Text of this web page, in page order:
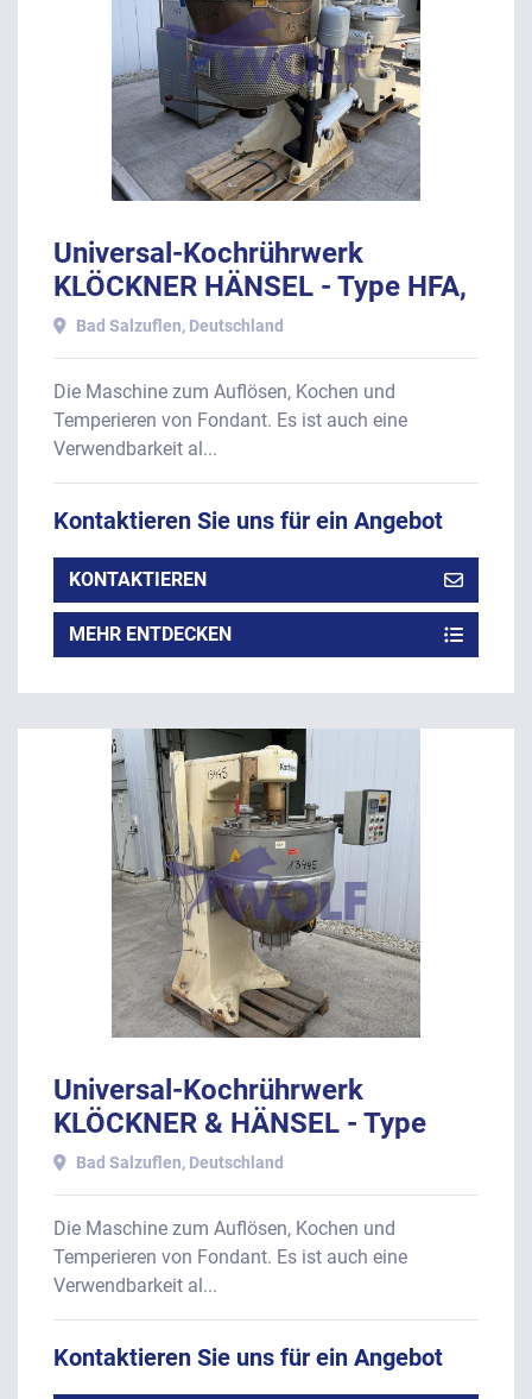
ANWENDEN LÖSCHEN
Universal-Kochrührwerk
KLÖCKNER HÄNSEL - Type HFA,
mit Kupferkessel ca. 280 Liter,
2015.
Bad Salzuflen, Deutschland
Die Maschine zum Auflösen, Kochen und
Temperieren von Fondant. Es ist auch eine
Verwendbarkeit al...
Kontaktieren Sie uns für ein Angebot
KONTAKTIEREN
MEHR ENTDECKEN
Universal-Kochrührwerk
KLÖCKNER & HÄNSEL - Type
HFA-1212
Bad Salzuflen, Deutschland
Die Maschine zum Auflösen, Kochen und
Temperieren von Fondant. Es ist auch eine
Verwendbarkeit al...
Kontaktieren Sie uns für ein Angebot